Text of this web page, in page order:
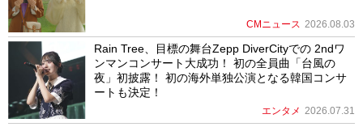
CMニュース 2026.08.03
Rain Tree、目標の舞台Zepp DiverCityでの 2ndワ
ンマンコンサート大成功！ 初の全員曲「台風の
夜」初披露！ 初の海外単独公演となる韓国コンサ
ートも決定！
エンタメ 2026.07.31